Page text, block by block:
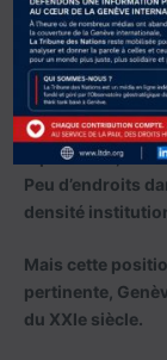
Elle en a
Genève
organisations
diplomates,
Peu d’endroits
densité
Mais cette
pertinente,
du XXIe siècle.